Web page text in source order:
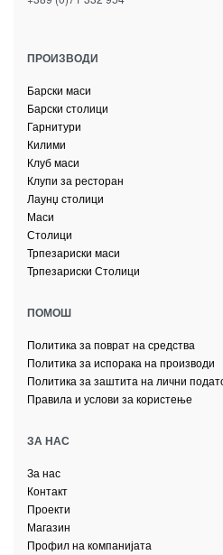
ПРОИЗВОДИ
Барски маси
Барски столици
Гарнитури
Килими
Клуб маси
Клупи за ресторан
Лаунџ столици
Маси
Столици
Трпезариски маси
Трпезариски Столици
ПОМОШ
Политика за поврат на средства
Политика за испорака на производи
Политика за заштита на лични
Правила и услови за користење
ЗА НАС
За нас
Контакт
Проекти
Магазин
Профил на компанијата